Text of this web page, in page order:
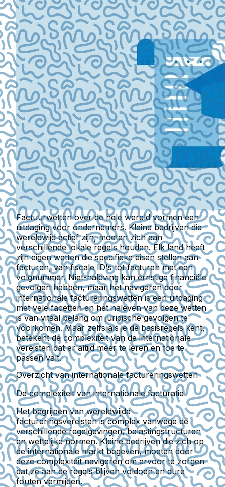
Factuurwetten over de hele wereld vormen een
uitdaging voor ondernemers. Kleine bedrijven die
wereldwijd actief zijn, moeten zich aan
verschillende lokale regels houden. Elk land heeft
zijn eigen wetten die specifieke eisen stellen aan
facturen, van fiscale ID's tot facturen met een
volgnummer. Niet-naleving kan ernstige financiële
gevolgen hebben, maar het navigeren door
internationale factureringswetten is een uitdaging
met vele facetten en het naleven van deze wetten
is van vitaal belang om juridische gevolgen te
voorkomen. Maar zelfs als je de basisregels kent,
betekent de complexiteit van de internationale
vereisten dat er altijd meer te leren en toe te
passen valt.
Overzicht van internationale factureringswetten
De complexiteit van internationale facturatie
Het begrijpen van wereldwijde
factureringsvereisten is complex vanwege de
verschillende regelgevingen, belastingstructuren
en wettelijke normen. Kleine bedrijven die zich op
de internationale markt begeven, moeten door
deze complexiteit navigeren om ervoor te zorgen
dat ze aan de regels blijven voldoen en dure
fouten vermijden.